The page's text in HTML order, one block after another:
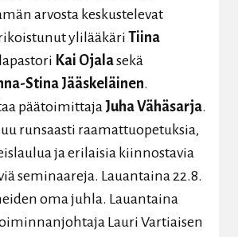
arvosta keskustelevat
ylilääkäri Tiina
Kai Ojalasekä
Stina Jääskeläinen.
päätoimittaja Juha Vähäsarja.
runsaasti raamattuopetuksia,
ja erilaisia kiinnostavia
seminaareja. Lauantaina 22.8.
oma juhla. Lauantaina
Lauri Vartiaisen